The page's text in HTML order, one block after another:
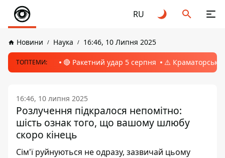
RU
Новини Наука 16:46, 10 Липня 2025
ТОПТЕМИ: 🔴 Ракетний удар 5 серпня ⚠️ Краматорськ,
16:46, 10 липня 2025
Розлучення підкралося непомітно:
шість ознак того, що вашому шлюбу
скоро кінець
Сім'ї руйнуються не одразу, зазвичай цьому